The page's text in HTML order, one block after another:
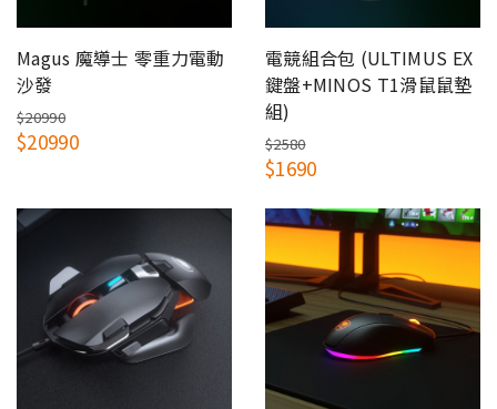
Magus 魔導士 零重力電動
沙發
$20990
$20990
電競組合包 (ULTIMUS EX
鍵盤+MINOS T1滑鼠鼠墊
組)
$2580
$1690